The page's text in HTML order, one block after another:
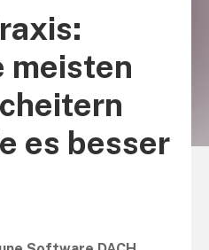
meisten
es besser